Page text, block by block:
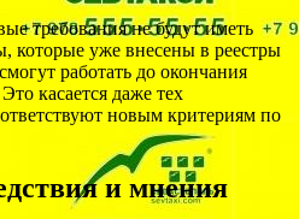
требования не будут иметь
которые уже внесены в реестры
работать до окончания
касается даже тех
новым критериям по
и мнения